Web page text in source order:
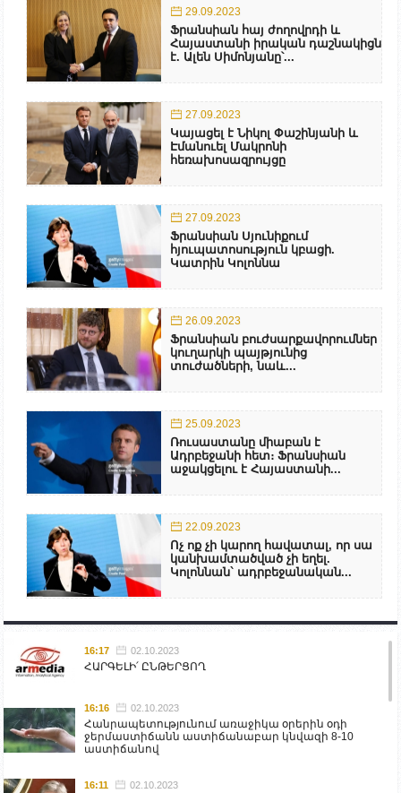
29.09.2023
Ֆրանսիան հայ ժողովրդի և
Հայաստանի իրական դաշնակիցն
է. Ալեն Սիմոնյանը՝...
27.09.2023
Կայացել է Նիկոլ Փաշինյանի և
Էմանուել Մակրոնի
հեռախոսազրույցը
27.09.2023
Ֆրանսիան Սյունիքում
հյուպատոսություն կբացի.
Կատրին Կոլոննա
26.09.2023
Ֆրանսիան բուժսարքավորումներ
կուղարկի պայթյունից
տուժածների, նաև...
25.09.2023
Ռուսաստանը միաբան է
Ադրբեջանի հետ։ Ֆրանսիան
աջակցելու է Հայաստանի...
22.09.2023
Ոչ ոք չի կարող հավատալ, որ սա
կանխամտածված չի եղել.
Կոլոննան` ադրբեջանական...
16:17 02.10.2023
ՀԱՐԳԵԼԻ՛ ԸՆԹԵՐՑՈՂ
16:16 02.10.2023
Հանրապետությունում առաջիկա օրերին օդի
ջերմաստիճանն աստիճանաբար կնվազի 8-10
աստիճանով
16:11 02.10.2023